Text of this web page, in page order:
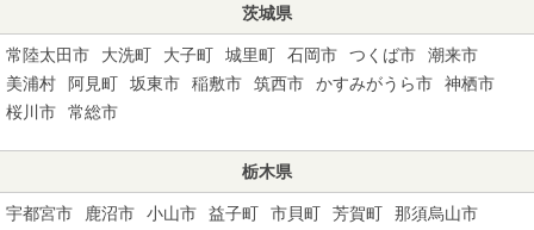
茨城県
常陸太田市 大洗町 大子町 城里町 石岡市 つくば市
潮来市
美浦村
阿見町 坂東市 稲敷市 筑西市 かすみがうら市
神栖市
桜川市
常総市
栃木県
宇都宮市 鹿沼市 小山市 益子町 市貝町 芳賀町
那須烏山市